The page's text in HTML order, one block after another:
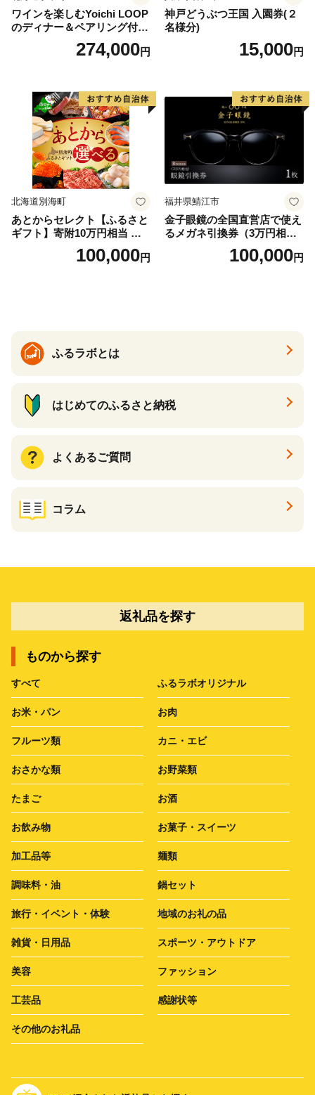
ワインを楽しむYoichi LOOP
のディナー＆ペアリング付宿
泊プラン＜デラックスツイン
274,000円
神戸どうぶつ王国 入園券(２
名様分)
15,000円
北海道別海町
あとからセレクト【ふるさと
ギフト】寄附10万円相当 あ
とから選べる！ ギフト いく
ら ほたて 海鮮 牛肉 別海町
ギフト ふるさと納税 ）
100,000円
福井県鯖江市
金子眼鏡の全国直営店で使え
るメガネ引換券（3万円相
100,000円
ふるラボとは
はじめてのふるさと納税
よくあるご質問
コラム
返礼品を探す
ものから探す
すべて ふるラボオリジナル
お米・パン お肉
フルーツ類 カニ・エビ
おさかな類 お野菜類
たまご お酒
お飲み物 お菓子・スイーツ
加工品等 麺類
調味料・油 鍋セット
旅行・イベント・体験 地域のお礼の品
雑貨・日用品 スポーツ・アウトドア
美容 ファッション
工芸品 感謝状等
その他のお礼品